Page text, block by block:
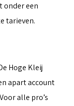
onder een
tarieven.
Hoge Kleij
apart account
alle pro’s